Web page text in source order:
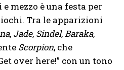
mezzo è una festa per
Tra le apparizioni
, Jade, Sindel,Baraka,
Scorpion, che
over here!” con un tono